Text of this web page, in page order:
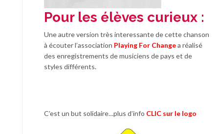
Pour les élèves curieux :
Une autre version très interessante de cette chanson
à écouter l’association Playing For Changea réalisé
des enregistrements de musiciens de pays et de
styles différents.
C’est un but solidaire…plus d’info CLIC sur le logo